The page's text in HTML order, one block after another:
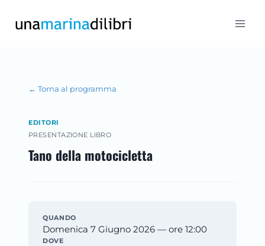
← Torna al programma
EDITORI
PRESENTAZIONE LIBRO
Tano della motocicletta
QUANDO
Domenica 7 Giugno 2026 — ore 12:00
DOVE